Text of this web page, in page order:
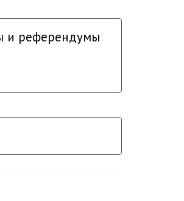
и референдумы